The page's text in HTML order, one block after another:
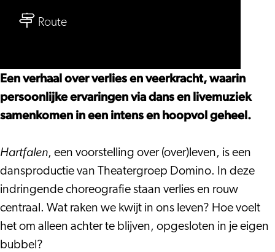
Domino
–
Hartfalen
Routenaar
|
Theatergroep
Domino
Hartfalen
Een verhaal over verlies en veerkracht, waarin
persoonlijke ervaringen via dans en livemuziek
samenkomen in een intens en hoopvol geheel.
Hartfalen, een voorstelling over (over)leven, is een
dansproductie van Theatergroep Domino. In deze
indringende choreografie staan verlies en rouw
centraal. Wat raken we kwijt in ons leven? Hoe voelt
het om alleen achter te blijven, opgesloten in je eigen
bubbel?